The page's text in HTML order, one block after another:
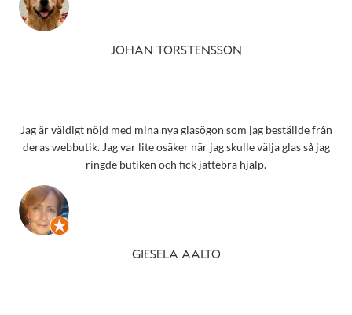
JOHAN TORSTENSSON
Jag är väldigt nöjd med mina nya glasögon som jag beställde från
deras webbutik. Jag var lite osäker när jag skulle välja glas så jag
ringde butiken och fick jättebra hjälp.
GIESELA AALTO